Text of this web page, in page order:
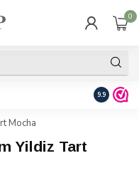
0
Snelle
9.9
Mocha
Yildiz Tart